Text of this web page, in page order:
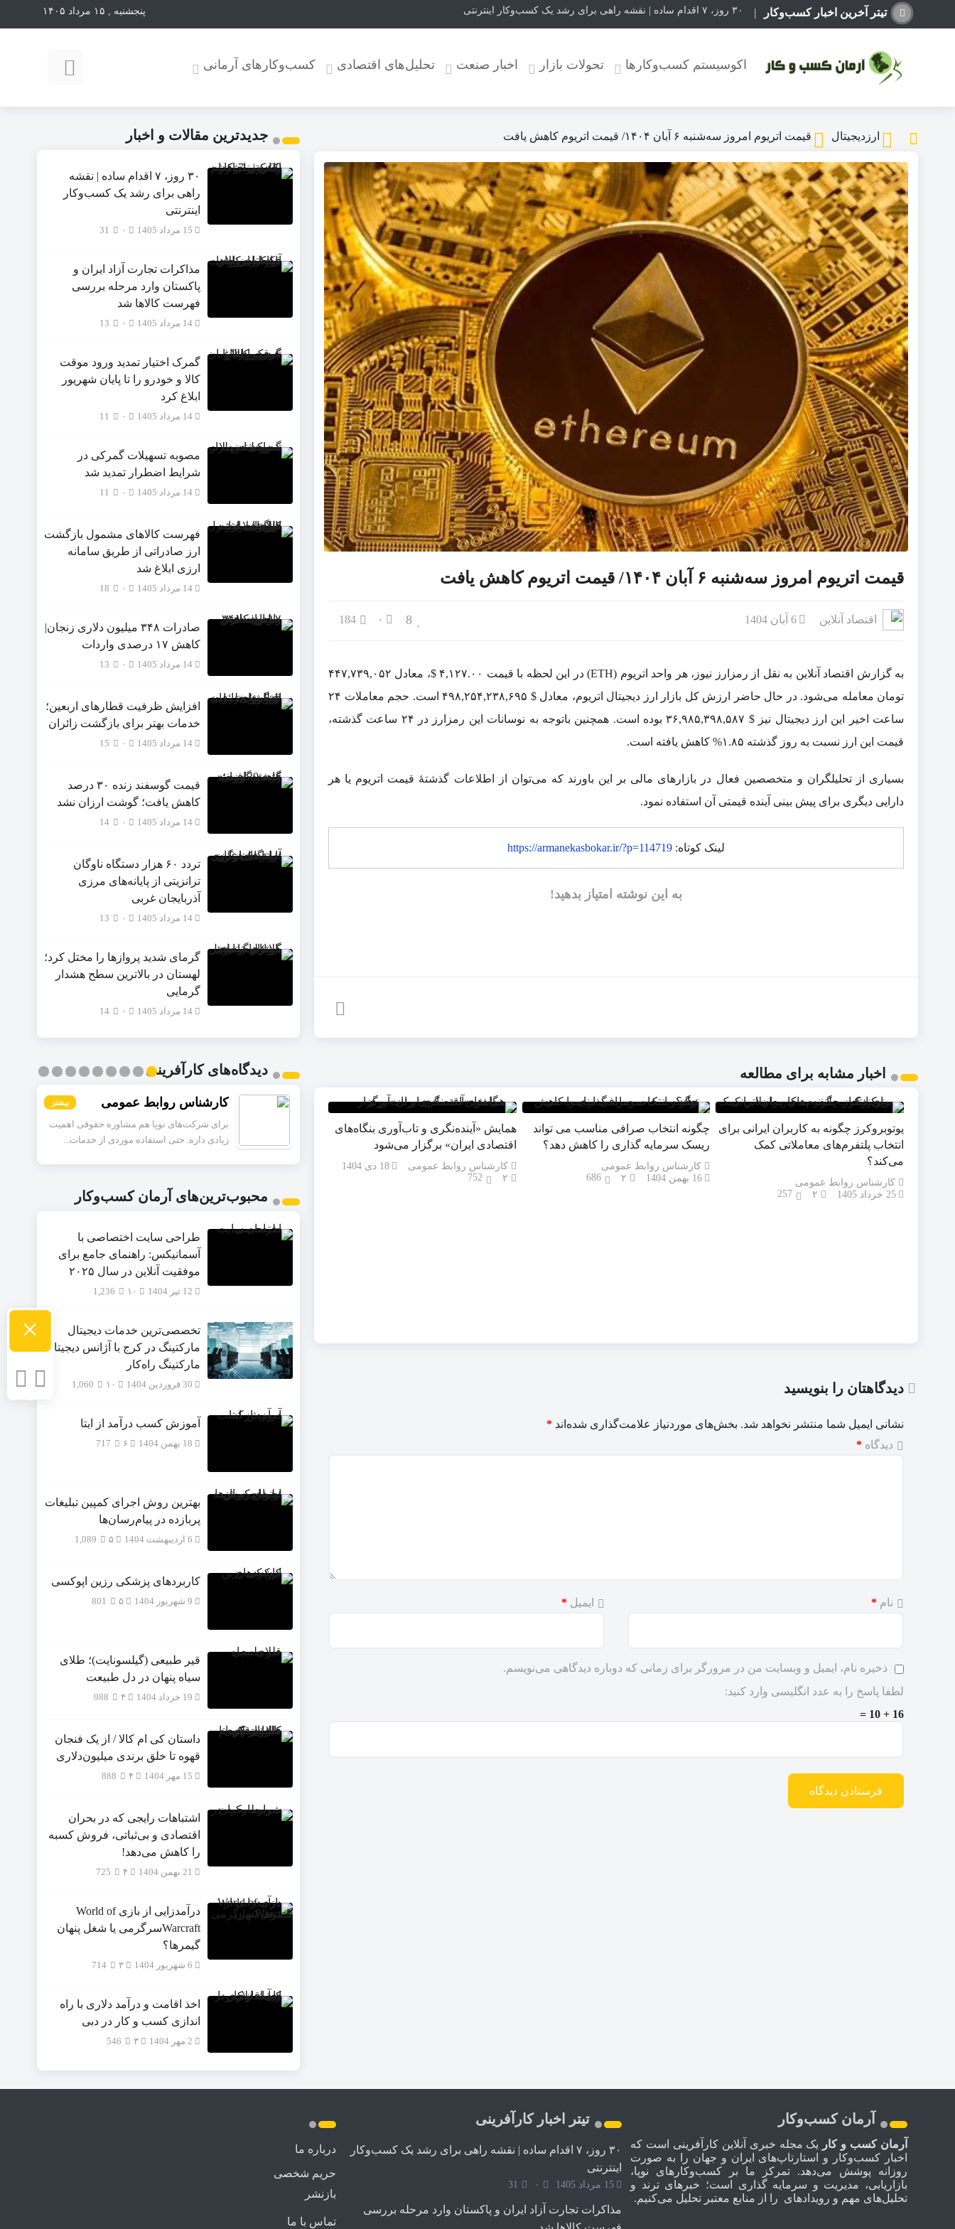
تیتر آخرین اخبار کسب‌وکار ۳۰ روز، ۷ اقدام ساده | نقشه راهی برای رشد یک کسب‌وکار اینترنتی پنجشنبه , ۱۵ مرداد ۱۴۰۵
اکوسیستم کسب‌وکارها تحولات بازار اخبار صنعت تحلیل‌های اقتصادی کسب‌وکارهای آرمانی
ارزدیجیتال قیمت اتریوم امروز سه‌شنبه ۶ آبان ۱۴۰۴/ قیمت اتریوم کاهش یافت
قیمت اتریوم امروز سه‌شنبه ۶ آبان ۱۴۰۴/ قیمت اتریوم کاهش یافت
اقتصاد آنلاین 6 آبان 1404 8 ۰ 184
به گزارش اقتصاد آنلاین به نقل از رمزارز نیوز، هر واحد اتریوم (ETH) در این لحظه با قیمت ۴,۱۲۷.۰۰ $، معادل ۴۴۷,۷۳۹,۰۵۲
تومان معامله می‌شود. در حال حاضر ارزش کل بازار ارز دیجیتال اتریوم، معادل $ ۴۹۸,۲۵۴,۲۳۸,۶۹۵ است. حجم معاملات ۲۴
ساعت اخیر این ارز دیجیتال نیز $ ۳۶,۹۸۵,۳۹۸,۵۸۷ بوده است. همچنین باتوجه به نوسانات این رمزارز در ۲۴ ساعت گذشته،
قیمت این ارز نسبت به روز گذشته ۱.۸۵% کاهش یافته است.
بسیاری از تحلیلگران و متخصصین فعال در بازار‌های مالی بر این باورند که می‌توان از اطلاعات گذشتۀ قیمت اتریوم یا هر
دارایی دیگری برای پیش بینی آینده قیمتی آن استفاده نمود.
لینک کوتاه: https://armanekasbokar.ir/?p=114719
به این نوشته امتیاز بدهید!
اخبار مشابه برای مطالعه
یوتوبروکرز چگونه به کاربران ایرانی برای
انتخاب پلتفرم‌های معاملاتی کمک
می‌کند؟
کارشناس روابط عمومی
25 خرداد 1405
257
چگونه انتخاب صرافی مناسب می تواند
ریسک سرمایه گذاری را کاهش دهد؟
کارشناس روابط عمومی
16 بهمن 1404
686
همایش «آینده‌نگری و تاب‌آوری بنگاه‌های
اقتصادی ایران» برگزار می‌شود
کارشناس روابط عمومی
18 دی 1404
752
دیدگاهتان را بنویسید
نشانی ایمیل شما منتشر نخواهد شد. بخش‌های موردنیاز علامت‌گذاری شده‌اند *
دیدگاه *
نام * ایمیل*
ذخیره نام، ایمیل و وبسایت من در مرورگر برای زمانی که دوباره دیدگاهی می‌نویسم.
لطفا پاسخ را به عدد انگلیسی وارد کنید:
16 + 10 =
جدیدترین مقالات و اخبار
۳۰ روز، ۷ اقدام ساده | نقشه
راهی برای رشد یک کسب‌وکار
اینترنتی
15 مرداد 1405 31
مذاکرات تجارت آزاد ایران و
پاکستان وارد مرحله بررسی
فهرست کالاها شد
14 مرداد 1405 13
گمرک اختیار تمدید ورود موقت
کالا و خودرو را تا پایان شهریور
ابلاغ کرد
14 مرداد 1405 11
مصوبه تسهیلات گمرکی در
شرایط اضطرار تمدید شد
14 مرداد 1405 11
فهرست کالاهای مشمول بازگشت
ارز صادراتی از طریق سامانه
ارزی ابلاغ شد
14 مرداد 1405 18
صادرات ۳۴۸ میلیون دلاری زنجان|
‌کاهش ۱۷ درصدی واردات
14 مرداد 1405 13
افزایش ظرفیت قطارهای اربعین؛
خدمات بهتر برای بازگشت زائران
14 مرداد 1405 15
قیمت گوسفند زنده ۳۰ درصد
کاهش یافت؛ گوشت ارزان نشد
14 مرداد 1405 14
تردد ۶۰ هزار دستگاه ناوگان
ترانزیتی از پایانه‌های مرزی
آذربایجان ‌غربی
14 مرداد 1405 13
گرمای شدید پروازها را مختل کرد؛
لهستان در بالاترین سطح هشدار
گرمایی
14 مرداد 1405 14
دیدگاه‌های کارآفرینی
کارشناس روابط عمومی بیشتر
برای شرکت‌های نوپا هم مشاوره حقوقی اهمیت
زیادی داره. حتی استفاده موردی از خدمات...
بیشتر
بیشتر
بیشتر
بیشتر
بیشتر
بیشتر
بیشتر
بیشتر
محبوب‌ترین‌های آرمان کسب‌وکار
طراحی سایت اختصاصی با
آسمانیکس: راهنمای جامع برای
موفقیت آنلاین در سال ۲۰۲۵
12 تیر 1404 1,236
تخصصی‌ترین خدمات دیجیتال
مارکتینگ در کرج با آژانس دیجیتال
مارکتینگ راه‌کار
30 فروردین 1404 1,060
آموزش کسب درآمد از ایتا
18 بهمن 1404 717
بهترین روش اجرای کمپین تبلیغات
پربازده در پیام‌رسان‌ها
6 اردیبهشت 1404 1,089
کاربردهای پزشکی رزین اپوکسی
9 شهریور 1404 801
قیر طبیعی (گیلسونایت)؛ طلای
سیاه پنهان در دل طبیعت
19 خرداد 1404 988
داستان کی ام کالا / از یک فنجان
قهوه تا خلق برندی میلیون‌دلاری
15 مهر 1404 888
اشتباهات رایجی که در بحران
اقتصادی و بی‌ثباتی، فروش کسبه
را کاهش می‌دهد!
21 بهمن 1404 725
درآمدزایی از بازی World of
Warcraftسرگرمی یا شغل پنهان
گیمرها؟
6 شهریور 1404 714
اخذ اقامت و درآمد دلاری با راه
اندازی کسب و کار در دبی
2 مهر 1404 546
×
آرمان کسب‌وکار
آرمان کسب و کار
یک مجله خبری آنلاین کارآفرینی است که
اخبار کسب‌وکار و استارتاپ‌های ایران و جهان را به صورت
روزانه پوشش می‌دهد. تمرکز ما بر کسب‌وکارهای نوپا،
بازاریابی، مدیریت و سرمایه گذاری است؛ خبرهای ترند و
تحلیل‌های مهم و رویدادهای را از منابع معتبر تحلیل می‌کنیم.
تیتر اخبار کارآفرینی
۳۰ روز، ۷ اقدام ساده | نقشه راهی برای رشد یک کسب‌وکار
اینترنتی
15 مرداد 1405 31
مذاکرات تجارت آزاد ایران و پاکستان وارد مرحله بررسی
درباره ما
حریم شخصی
بازنشر
تماس با ما